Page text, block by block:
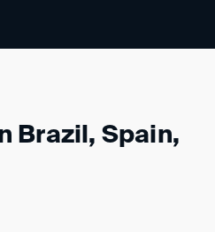
Brazil, Spain,